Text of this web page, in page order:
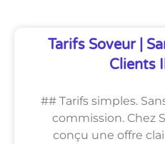
Tarifs Soveur |
Clients
## Tarifs simples.
commission. Chez
conçu une offre